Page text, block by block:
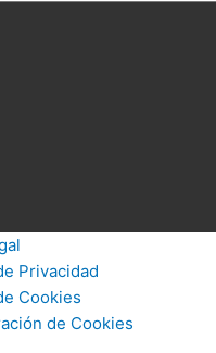
Privacidad
Cookies
de Cookies